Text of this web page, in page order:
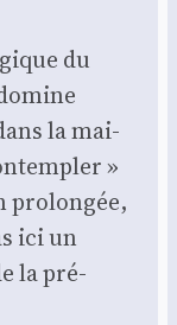
du
la mai­
»
pro­lon­gée,
ici un
la pré­